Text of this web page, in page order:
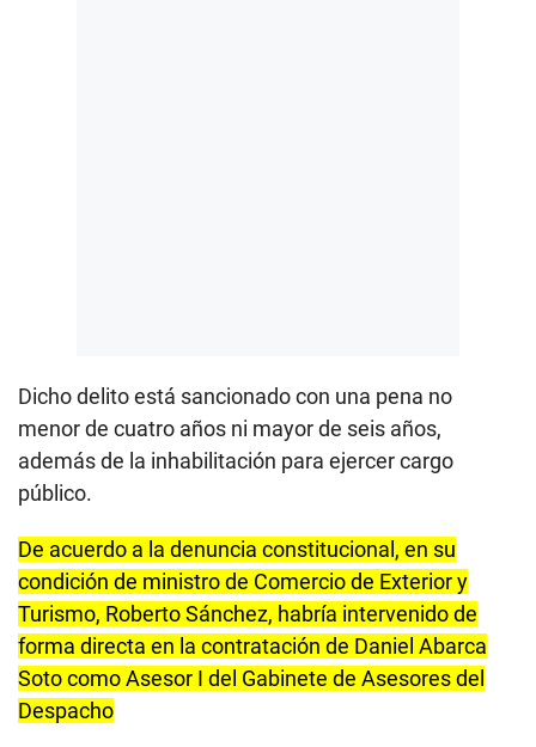
Dicho delito está sancionado con una pena no
menor de cuatro años ni mayor de seis años,
además de la inhabilitación para ejercer cargo
público.
De acuerdo a la denuncia constitucional, en su
condición de ministro de Comercio de Exterior y
Turismo, Roberto Sánchez, habría intervenido de
forma directa en la contratación de Daniel Abarca
Soto como Asesor I del Gabinete de Asesores del
Despacho